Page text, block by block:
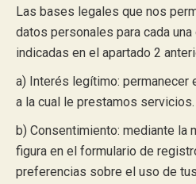
Las bases legales que nos
datos personales para cada
indicadas en el apartado 2
a) Interés legítimo: permanecer
a la cual le prestamos servicios.
b) Consentimiento: mediante la
figura en el formulario de
preferencias sobre el uso de